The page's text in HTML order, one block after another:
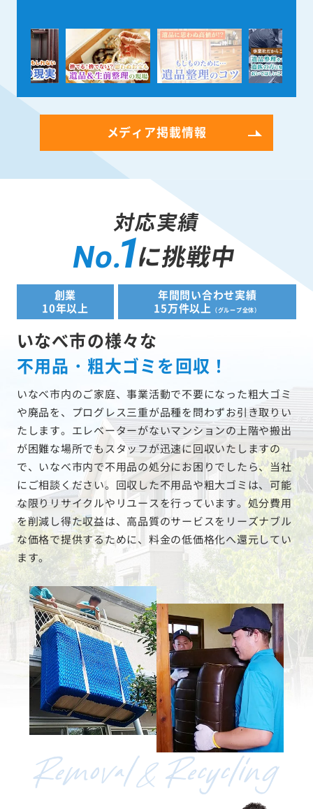
メディア掲載情報
対応実績
No.1に挑戦中
創業
10年以上
年間問い合わせ実績
15万件以上
（グループ全体）
いなべ市の様々な
不用品・粗大ゴミを回収！
いなべ市内のご家庭、事業活動で不要になった粗大ゴミ
や廃品を、プログレス三重が品種を問わずお引き取りい
たします。エレベーターがないマンションの上階や搬出
が困難な場所でもスタッフが迅速に回収いたしますの
で、いなべ市内で不用品の処分にお困りでしたら、当社
にご相談ください。回収した不用品や粗大ゴミは、可能
な限りリサイクルやリユースを行っています。処分費用
を削減し得た収益は、高品質のサービスをリーズナブル
な価格で提供するために、料金の低価格化へ還元してい
ます。